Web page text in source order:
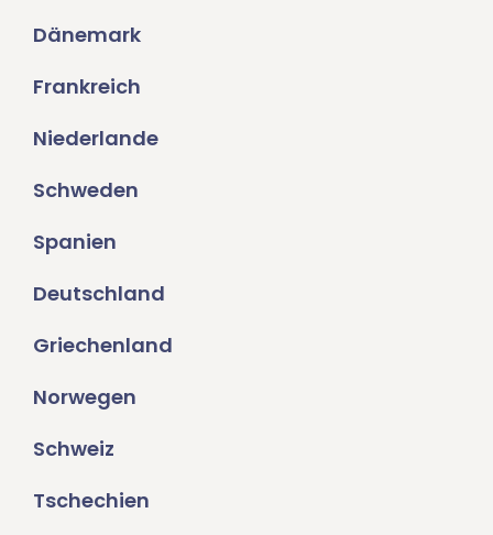
Dänemark
Frankreich
Niederlande
Schweden
Spanien
Deutschland
Griechenland
Norwegen
Schweiz
Tschechien